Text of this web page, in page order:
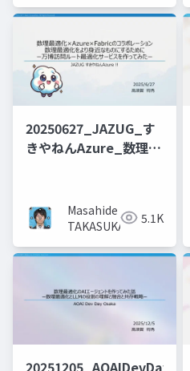
20250627_JAZUG_す
きやねんAzure_数理最
理最適化をより身近な
ものにするために_ー万
博訪問ルート最適化サ
ービスを作ってみたー
Masahide
TAKASUKA
5.1K